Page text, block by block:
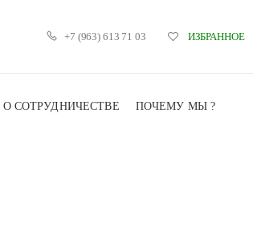
+7 (963) 613 71 03 ИЗБРАННОЕ
СОТРУДНИЧЕСТВЕ ПОЧЕМУ МЫ ?